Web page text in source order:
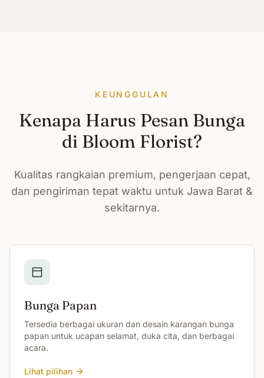
KEUNGGULAN
Kenapa Harus Pesan Bunga
di Bloom Florist?
Kualitas rangkaian premium, pengerjaan cepat,
dan pengiriman tepat waktu untuk Jawa Barat &
sekitarnya.
Bunga Papan
Tersedia berbagai ukuran dan desain karangan bunga
papan untuk ucapan selamat, duka cita, dan berbagai
acara.
Lihat pilihan